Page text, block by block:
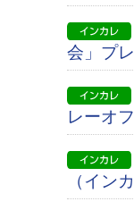
会」プ
レーオ
（イン